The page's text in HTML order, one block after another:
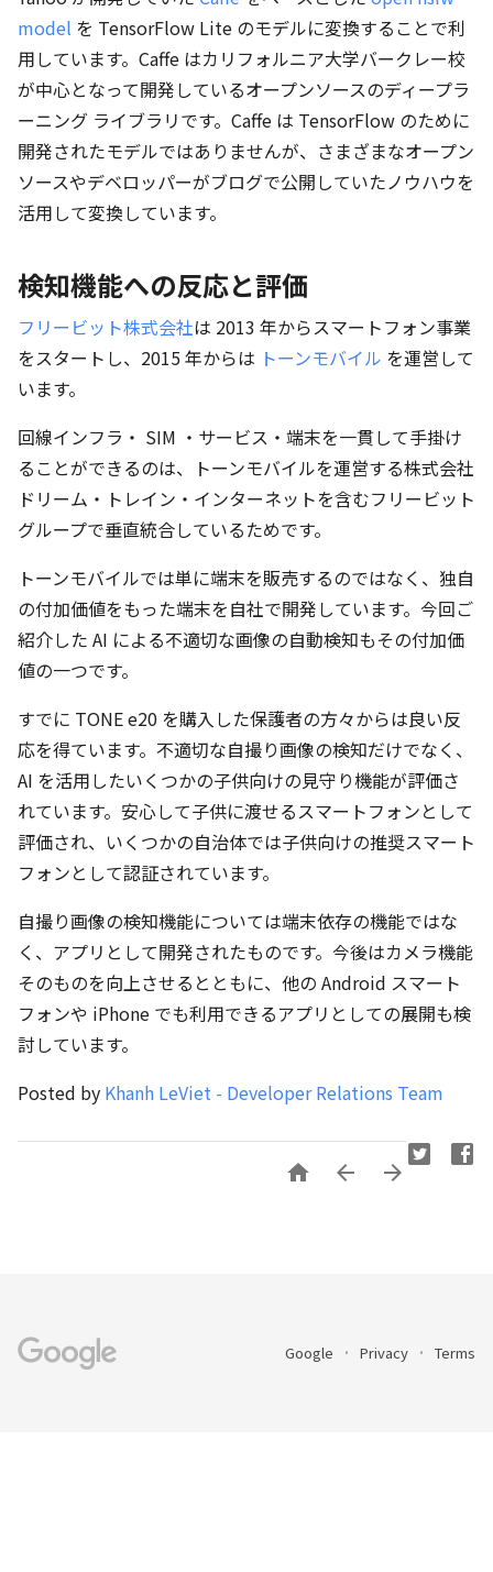
model を TensorFlow Lite のモデルに変換することで利
用しています。Caffe はカリフォルニア大学バークレー校
が中心となって開発しているオープンソースのディープラ
ーニング ライブラリです。Caffe は TensorFlow のために
開発されたモデルではありませんが、さまざまなオープン
ソースやデベロッパーがブログで公開していたノウハウを
活用して変換しています。
検知機能への反応と評価
フリービット株式会社は 2013 年からスマートフォン事業
をスタートし、2015 年からは トーンモバイル を運営して
います。
回線インフラ・ SIM ・サービス・端末を一貫して手掛け
ることができるのは、トーンモバイルを運営する株式会社
ドリーム・トレイン・インターネットを含むフリービット
グループで垂直統合しているためです。
トーンモバイルでは単に端末を販売するのではなく、独自
の付加価値をもった端末を自社で開発しています。今回ご
紹介した AI による不適切な画像の自動検知もその付加価
値の一つです。
すでに TONE e20 を購入した保護者の方々からは良い反
応を得ています。不適切な自撮り画像の検知だけでなく、
AI を活用したいくつかの子供向けの見守り機能が評価さ
れています。安心して子供に渡せるスマートフォンとして
評価され、いくつかの自治体では子供向けの推奨スマート
フォンとして認証されています。
自撮り画像の検知機能については端末依存の機能ではな
く、アプリとして開発されたものです。今後はカメラ機能
そのものを向上させるとともに、他の Android スマート
フォンや iPhone でも利用できるアプリとしての展開も検
討しています。
Posted by Khanh LeViet - Developer Relations Team
  
Google Privacy Terms